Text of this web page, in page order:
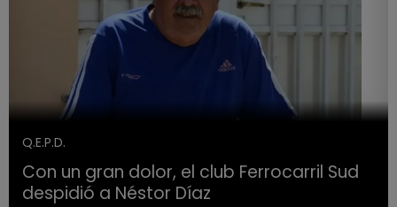
Q.E.P.D.
Con un gran dolor, el club Ferrocarril Sud
despidió a Néstor Díaz